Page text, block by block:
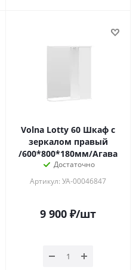
Volna Lotty 60 Шкаф с
зеркалом правый
/600*800*180мм/Агава
Достаточно
Артикул: УА-00046847
9 900 ₽/шт